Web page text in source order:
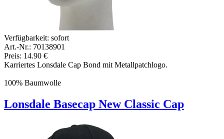
Verfügbarkeit: sofort
Art.-Nr.: 70138901
Preis: 14.90 €
Karriertes Lonsdale Cap Bond mit Metallpatchlogo.
100% Baumwolle
Lonsdale Basecap New Classic Cap